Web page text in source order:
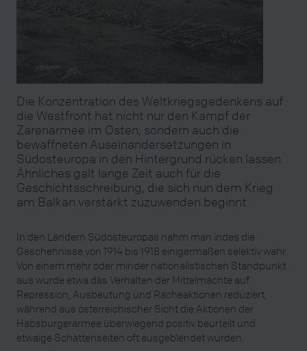
Die Konzentration des Weltkriegsgedenkens auf
die Westfront hat nicht nur den Kampf der
Zarenarmee im Osten, sondern auch die
bewaffneten Auseinandersetzungen in
Südosteuropa in den Hintergrund rücken lassen.
Ähnliches galt lange Zeit auch für die
Geschichtsschreibung, die sich nun dem Krieg
am Balkan verstärkt zuzuwenden beginnt.
In den Ländern Südosteuropas nahm man indes die
Geschehnisse von 1914 bis 1918 einigermaßen selektiv wahr.
Von einem mehr oder minder nationalistischen Standpunkt
aus wurde etwa das Verhalten der Mittelmächte auf
Repression, Ausbeutung und Racheaktionen reduziert,
während aus österreichischer Sicht die Aktionen der
Habsburgerarmee überwiegend positiv beurteilt und
etwaige Schattenseiten oft ausgeblendet wurden.